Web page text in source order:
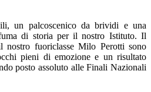
un palcoscenico da brividi e una
di storia per il nostro Istituto. Il
nostro fuoriclasse Milo Perotti sono
pieni di emozione e un risultato
posto assoluto alle Finali Nazionali